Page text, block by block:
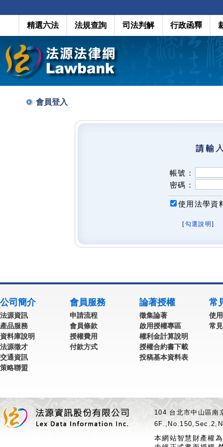
精選六法 法規查詢 司法判解 行政函釋
會員登入
帳號：
密碼：
使用法學資
[勾選說明 ]
公司簡介
法源資訊
產品服務
資料庫說明
法源徵才
交通資訊
策略聯盟
會員服務
申請流程
會員條款
授權費用
付款方式
論著授權
徵集論著
啟用授權專區
權利金計算說明
授權合約書下載
投稿基本資料表
常
使
常
104 台北市中山區
本網站智慧財產權